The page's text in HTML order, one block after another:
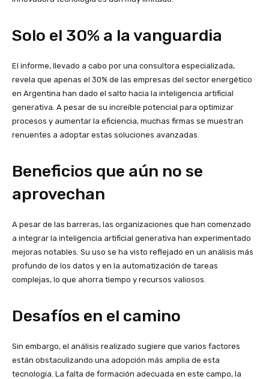
Solo el 30% a la vanguardia
El informe, llevado a cabo por una consultora especializada,
revela que apenas el 30% de las empresas del sector energético
en Argentina han dado el salto hacia la inteligencia artificial
generativa. A pesar de su increíble potencial para optimizar
procesos y aumentar la eficiencia, muchas firmas se muestran
renuentes a adoptar estas soluciones avanzadas.
Beneficios que aún no se
aprovechan
A pesar de las barreras, las organizaciones que han comenzado
a integrar la inteligencia artificial generativa han experimentado
mejoras notables. Su uso se ha visto reflejado en un análisis más
profundo de los datos y en la automatización de tareas
complejas, lo que ahorra tiempo y recursos valiosos.
Desafíos en el camino
Sin embargo, el análisis realizado sugiere que varios factores
están obstaculizando una adopción más amplia de esta
tecnología. La falta de formación adecuada en este campo, la